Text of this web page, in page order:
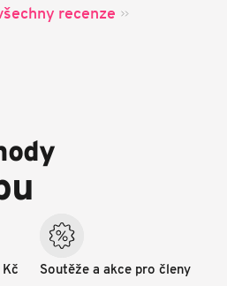
recenze
Soutěže a akce pro členy